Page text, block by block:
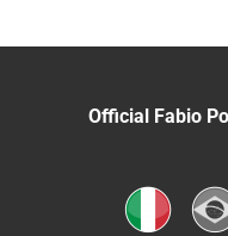
Official Fabio